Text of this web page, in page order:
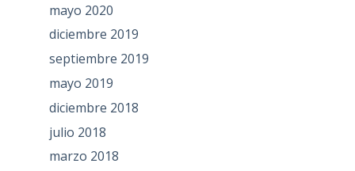
mayo 2020
diciembre 2019
septiembre 2019
mayo 2019
diciembre 2018
julio 2018
marzo 2018